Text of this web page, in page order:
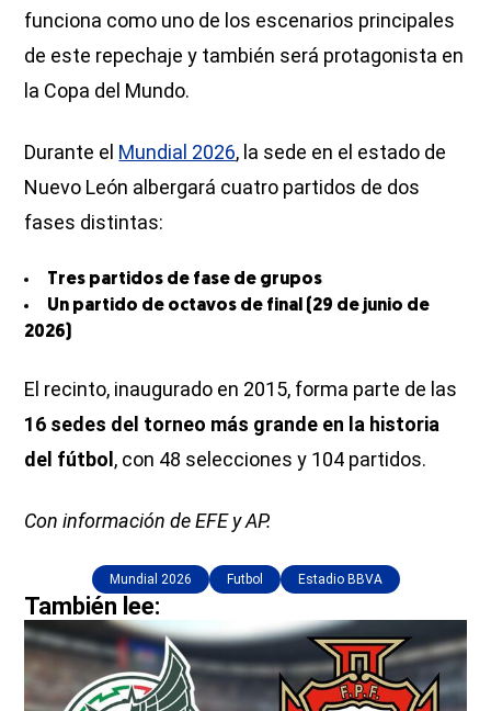
funciona como uno de los escenarios principales
de este repechaje y también será protagonista en
la Copa del Mundo.
Durante el Mundial 2026, la sede en el estado de
Nuevo León albergará cuatro partidos de dos
fases distintas:
Tres partidos de fase de grupos
Un partido de octavos de final (29 de junio de
2026)
El recinto, inaugurado en 2015, forma parte de las
16 sedes del torneo más grande en la historia
del fútbol, con 48 selecciones y 104 partidos.
Con información de EFE y AP.
Mundial 2026 Futbol Estadio BBVA
También lee: